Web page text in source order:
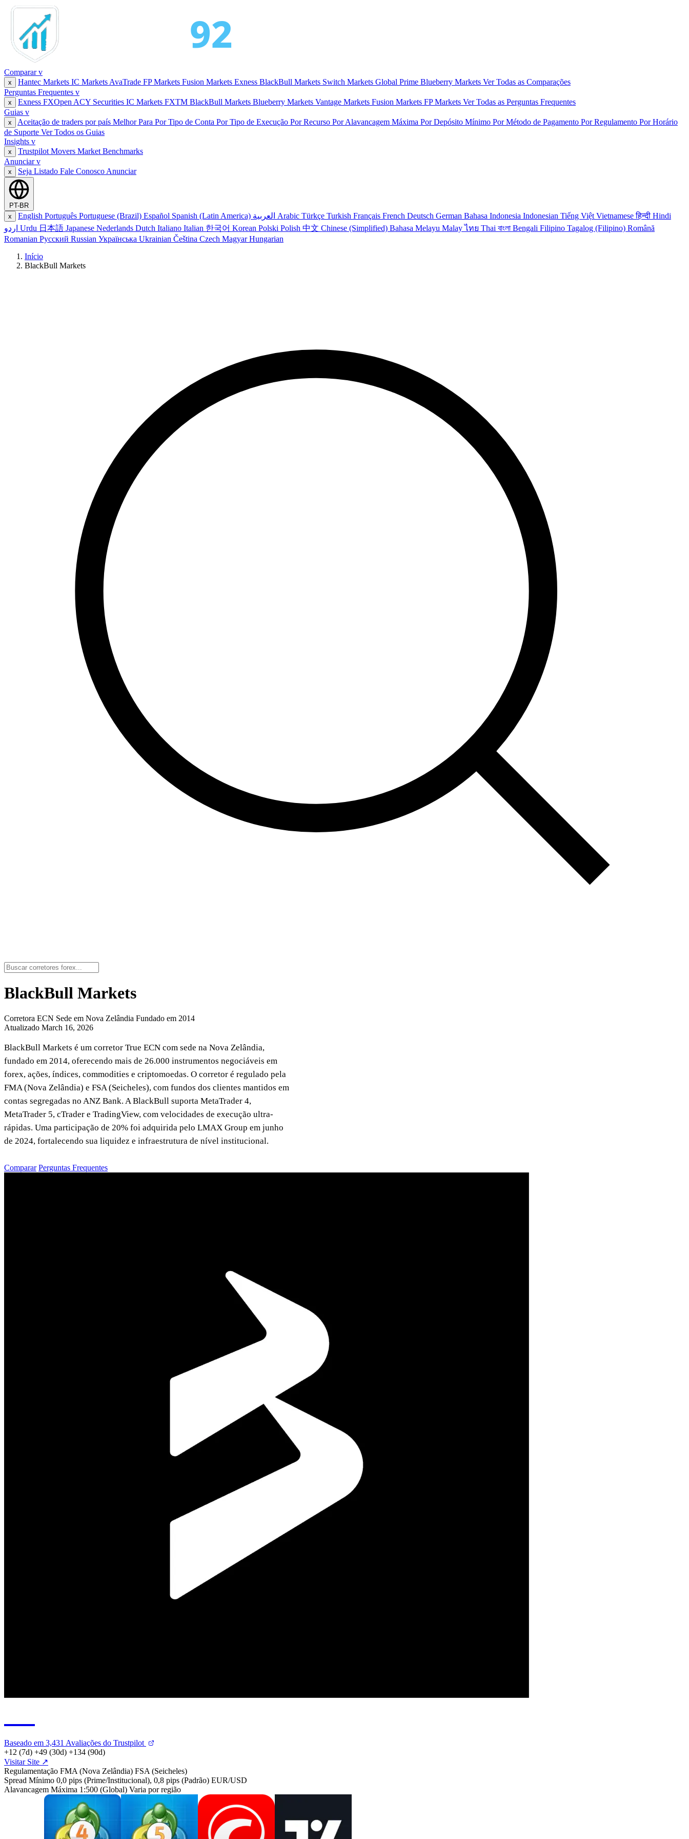
Compararv
x Hantec Markets IC Markets AvaTrade FP Markets Fusion Markets Exness BlackBull Markets Switch Markets Global Prime Blueberry Markets Ver Todas as Comparações
Perguntas Frequentes v
x Exness FXOpen ACY Securities IC Markets FXTM BlackBull Markets Blueberry Markets Vantage Markets Fusion Markets FP Markets Ver Todas as Perguntas Frequentes
Guias v
x Aceitação de traders por país Melhor Para Por Tipo de Conta Por Tipo de Execução Por Recurso Por Alavancagem Máxima Por Depósito Mínimo Por Método de Pagamento Por Regulamento Por Horário
de Suporte Ver Todos os Guias
Insights v
x Trustpilot Movers Market Benchmarks
Anunciarv
x Seja Listado Fale Conosco Anunciar
PT-BR
x
English Português Portuguese (Brazil) Español Spanish (Latin America) العربية Arabic Türkçe Turkish Français French Deutsch German Bahasa Indonesia Indonesian Tiếng Việt Vietnamese हिन्दी Hindi
اردو Urdu 日本語 Japanese Nederlands Dutch Italiano Italian 한국어 Korean Polski Polish 中文 Chinese (Simplified) Bahasa Melayu Malay ไทย Thai বাংলা Bengali Filipino Tagalog (Filipino) Română
Romanian Русский Russian Українська Ukrainian Čeština Czech Magyar Hungarian
Início
BlackBull Markets
BlackBull Markets
Corretora ECN Sede em Nova Zelândia Fundado em 2014
Atualizado March 16, 2026
BlackBull Markets é um corretor True ECN com sede na Nova Zelândia,
fundado em 2014, oferecendo mais de 26.000 instrumentos negociáveis em
forex, ações, índices, commodities e criptomoedas. O corretor é regulado pela
FMA (Nova Zelândia) e FSA (Seicheles), com fundos dos clientes mantidos em
contas segregadas no ANZ Bank. A BlackBull suporta MetaTrader 4,
MetaTrader 5, cTrader e TradingView, com velocidades de execução ultra-
rápidas. Uma participação de 20% foi adquirida pelo LMAX Group em junho
de 2024, fortalecendo sua liquidez e infraestrutura de nível institucional.
Comparar Perguntas Frequentes
Baseado em 3,431 Avaliações do Trustpilot
+12 (7d) +49 (30d) +134 (90d)
Visitar Site ↗
Regulamentação FMA (Nova Zelândia) FSA (Seicheles)
Spread Mínimo 0,0 pips (Prime/Institucional), 0,8 pips (Padrão) EUR/USD
Alavancagem Máxima 1:500 (Global) Varia por região
MetaTrader
MetaTrader
5